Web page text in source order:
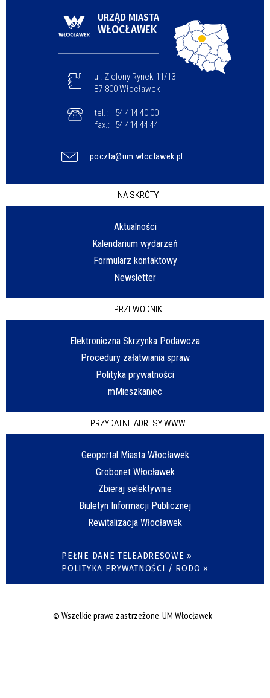
URZĄD MIASTA
WŁOCŁAWEK
ul. Zielony Rynek 11/13
87-800 Włocławek
tel.:
54 414 40 00
fax.:
54 414 44 44
poczta@um.wloclawek.pl
NA SKRÓTY
Aktualności
Kalendarium wydarzeń
Formularz kontaktowy
Newsletter
PRZEWODNIK
Elektroniczna Skrzynka Podawcza
Procedury załatwiania spraw
Polityka prywatności
mMieszkaniec
PRZYDATNE ADRESY WWW
Geoportal Miasta Włocławek
Grobonet Włocławek
Zbieraj selektywnie
Biuletyn Informacji Publicznej
Rewitalizacja Włocławek
PEŁNE DANE TELEADRESOWE »
POLITYKA PRYWATNOŚCI / RODO »
© Wszelkie prawa zastrzeżone, UM Włocławek